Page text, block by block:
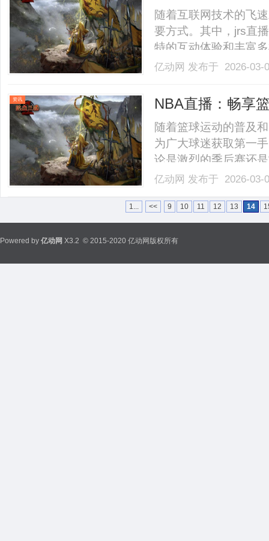
随着互联网技术的飞
要方式。其中，jrs直
特的互动体验和丰富
特点在于其高度互动
这种即时的反馈机制
亿动网 发布于 2026-
资讯 NBA直播：畅享
随着篮球运动的普及
为广大球迷获取第一
论是激烈的季后赛还
观赛体验。首先，
的动态和球员的技术
亿动网 发布于 2026-
1... << 9 10 11 12 13 14
Powered by 亿动网 X3.2 © 2015-2020 亿动网版权所有